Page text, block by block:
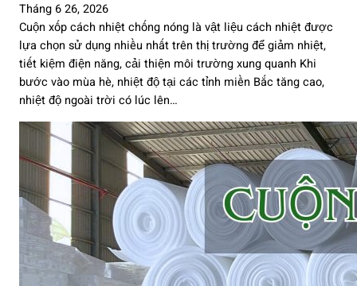
Tháng 6 26, 2026
Cuộn xốp cách nhiệt chống nóng là vật liệu cách nhiệt được
lựa chọn sử dụng nhiều nhất trên thị trường để giảm nhiệt,
tiết kiệm điện năng, cải thiện môi trường xung quanh Khi
bước vào mùa hè, nhiệt độ tại các tỉnh miền Bắc tăng cao,
nhiệt độ ngoài trời có lúc lên…